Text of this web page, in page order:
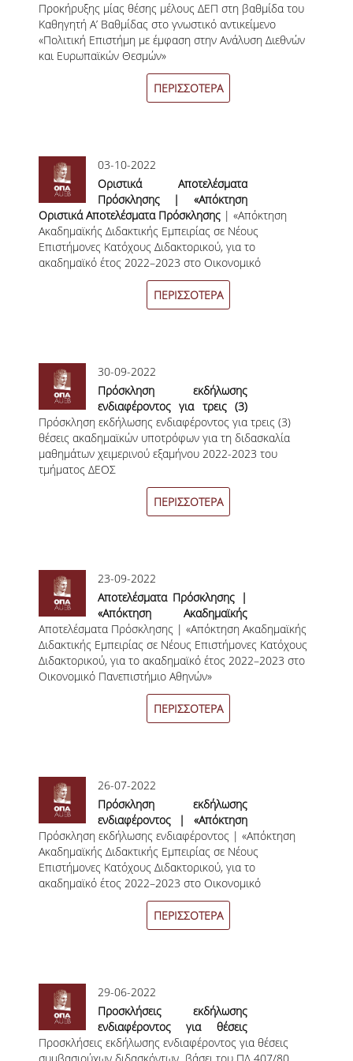
ΣΠΟΥΔΩΝ
ΚΑΤΕΥΘΥΝΣΕΙΣ ΣΠΟΥΔΩΝ & ΔΗΛΩΣΕΙΣ
ΜΑΘΗΜΑΤΩΝ
ΜΑΘΗΜΑΤΑ ΕΠΙΛΟΓΗΣ ΑΠΟ ΑΛΛΑ
ΥΠΟΣΤΗΡΙΞΗ ΣΠΟΥΔΩΝ
ΔΙΠΛΩΜΑΤΙΚΗ ΕΡΓΑΣΙΑ
ΓΕΝΙΚΕΣ ΠΛΗΡΟΦΟΡΙΕΣ
ΟΔΗΓΙΕΣ ΓΙΑ ΤΗ ΣΥΜΜΕΤΟΧΗ
ΣΤΟ ΜΑΘΗΜΑ «ΣΕΜΙΝΑΡΙΟ ΚΑΙ
ΔΙΠΛΩΜΑΤΙΚΗ ΕΡΓΑΣΙΑ»
ΣΕΜΙΝΑΡΙΑ ΒΙΒΛΙΟΘΗΚΗΣ ΟΠΑ
ΓΙΑ ΤΗ ΔΙΠΛΩΜΑΤΙΚΗ ΕΡΓΑΣΙΑ
ΣΤΟ ΔΕΟΣ
ΠΡΑΚΤΙΚΗ ΑΣΚΗΣΗ
ΓΕΝΙΚΕΣ ΠΛΗΡΟΦΟΡΙΕΣ
ΚΑΝΟΝΙΣΜΟΣ
ΕΠΙΚΟΙΝΩΝΙΑ
ΠΡΟΓΡΑΜΜΑ ERASMUS+
ΓΕΝΙΚΕΣ ΠΛΗΡΟΦΟΡΙΕΣ
ΠΑΝΕΠΙΣΤΗΜΙΩΝ
ΑΝΑΚΟΙΝΩΣΕΙΣ
ΤESTIMONIALS
ΕΠΙΚΟΙΝΩΝΙΑ & ΧΡΗΣΙΜΟΙ
ΣΥΝΔΕΣΜΟΙ
ΜΕΤΑΠΤΥΧΙΑΚΕΣ ΣΠΟΥΔΕΣ
ΜΕΤΑΠΤΥΧΙΑΚΑ ΠΡΟΓΡΑΜΜΑΤΑ
ΔΙΔΑΚΤΟΡΙΚΟ ΠΡΟΓΡΑΜΜΑ
Καθηγητή Α’ Βαθμίδας στο
γνωστικό αντικείμενο
«Πολιτική Επιστήμη με
έμφαση στην Ανάλυση
Διεθνών και Ευρωπαϊκών
Προκήρυξης μίας θέσης μέλους ΔΕΠ στη βαθμίδα του
Καθηγητή Α’ Βαθμίδας στο γνωστικό αντικείμενο
«Πολιτική Επιστήμη με έμφαση στην Ανάλυση Διεθνών
και Ευρωπαϊκών Θεσμών»
ΠΕΡΙΣΣΟΤΕΡΑ
03-10-2022
Οριστικά Αποτελέσματα
Πρόσκλησης | «Απόκτηση
Ακαδημαϊκής Διδακτικής
Εμπειρίας σε Νέους
Επιστήμονες Κατόχους
Διδακτορικού, για το
ακαδημαϊκό έτος 2022–2023
στο Οικονομικό Πανεπιστήμιο
Οριστικά Αποτελέσματα Πρόσκλησης| «Απόκτηση
Ακαδημαϊκής Διδακτικής Εμπειρίας σε Νέους
Επιστήμονες Κατόχους Διδακτορικού, για το
ακαδημαϊκό έτος 2022–2023 στο Οικονομικό
Πανεπιστήμιο Αθηνών»
ΠΕΡΙΣΣΟΤΕΡΑ
30-09-2022
Πρόσκληση εκδήλωσης
ενδιαφέροντος για τρεις (3)
θέσεις ακαδημαϊκών
υποτρόφων για τη διδασκαλία
μαθημάτων χειμερινού
εξαμήνου 2022-2023 του
τμήματος ΔΕΟΣ
Πρόσκληση εκδήλωσης ενδιαφέροντος για τρεις (3)
θέσεις ακαδημαϊκών υποτρόφων για τη διδασκαλία
μαθημάτων χειμερινού εξαμήνου 2022-2023 του
τμήματος ΔΕΟΣ
ΠΕΡΙΣΣΟΤΕΡΑ
23-09-2022
Αποτελέσματα Πρόσκλησης |
«Απόκτηση Ακαδημαϊκής
Διδακτικής Εμπειρίας σε
Νέους Επιστήμονες Κατόχους
Διδακτορικού, για το
ακαδημαϊκό έτος 2022–2023
στο Οικονομικό Πανεπιστήμιο
Αποτελέσματα Πρόσκλησης | «Απόκτηση Ακαδημαϊκής
Διδακτικής Εμπειρίας σε Νέους Επιστήμονες Κατόχους
Διδακτορικού, για το ακαδημαϊκό έτος 2022–2023 στο
Οικονομικό Πανεπιστήμιο Αθηνών»
ΠΕΡΙΣΣΟΤΕΡΑ
26-07-2022
Πρόσκληση εκδήλωσης
ενδιαφέροντος | «Απόκτηση
Ακαδημαϊκής Διδακτικής
Εμπειρίας σε Νέους
Επιστήμονες Κατόχους
Διδακτορικού, για το
ακαδημαϊκό έτος 2022–2023
στο Οικονομικό Πανεπιστήμιο
Πρόσκληση εκδήλωσης ενδιαφέροντος | «Απόκτηση
Ακαδημαϊκής Διδακτικής Εμπειρίας σε Νέους
Επιστήμονες Κατόχους Διδακτορικού, για το
ακαδημαϊκό έτος 2022–2023 στο Οικονομικό
Πανεπιστήμιο Αθηνών»
ΠΕΡΙΣΣΟΤΕΡΑ
29-06-2022
Προσκλήσεις εκδήλωσης
ενδιαφέροντος για θέσεις
συμβασιούχων διδασκόντων
Προσκλήσεις εκδήλωσης ενδιαφέροντος για θέσεις